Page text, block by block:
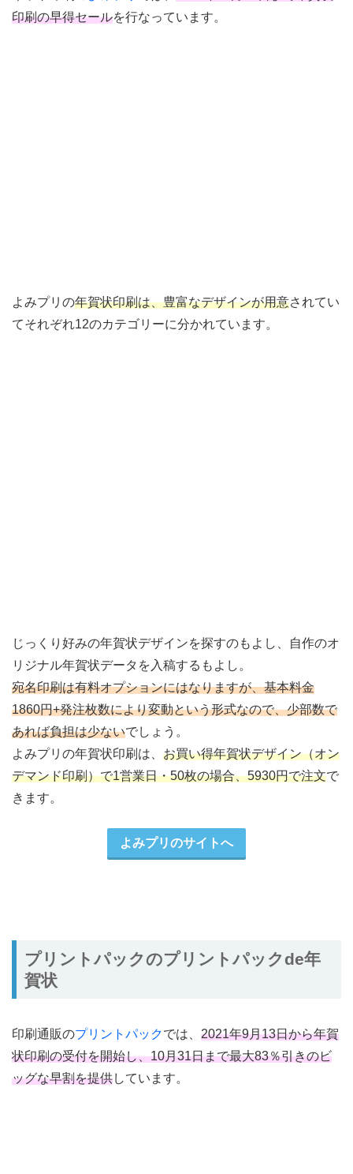
印刷の早得セールを行なっています。
よみプリの年賀状印刷は、豊富なデザインが用意されてい
てそれぞれ12のカテゴリーに分かれています。
じっくり好みの年賀状デザインを探すのもよし、自作のオ
リジナル年賀状データを入稿するもよし。
宛名印刷は有料オプションにはなりますが、基本料金
1860円+発注枚数により変動という形式なので、少部数で
あれば負担は少ないでしょう。
よみプリの年賀状印刷は、 お買い得年賀状デザイン（オン
デマンド印刷）で1営業日・50枚の場合、5930円で注文で
きます。
よみプリのサイトへ
プリントパックのプリントパックde年
賀状
印刷通販のプリントパックでは、 2021年9月13日から年賀
状印刷の受付を開始し、10月31日まで最大83％引きのビ
ッグな早割を提供しています。